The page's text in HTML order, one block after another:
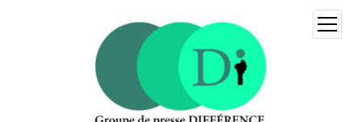
ouvrir
menu